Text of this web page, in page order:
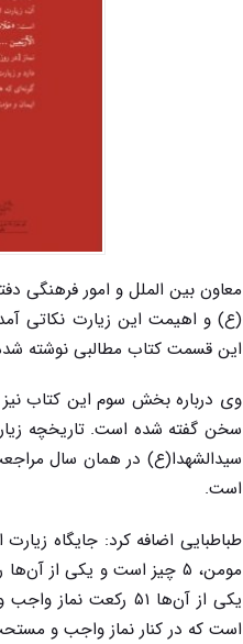
معاون بین الملل و امور فرهنگی
(ع) و اهیمت این زیارت نکاتی
این قسمت کتاب مطالبی نوشته
سیدالشهدا(ع) در همان سال
است.
طباطبایی اضافه کرد: جایگاه
مومن، ۵ چیز است و یکی از
یکی از آن‌ها ۵۱
است که در کنار نماز واجب و